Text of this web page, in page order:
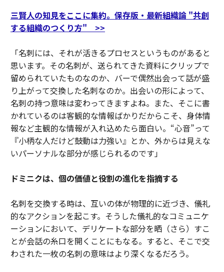
三賢人の知見をここに集約。保存版・最新組織論 "共創
する組織のつくり方" >>
「名刺には、それが活きるプロセスというものがあると
思います。その名刺が、送られてきた資料にクリップで
留められていたものなのか、バーで偶然出会って話が盛
り上がって交換した名刺なのか。出会いの形によって、
名刺の持つ意味は変わってきますよね。また、そこに書
かれているのは客観的な情報ばかりだからこそ、身体情
報など主観的な情報が入れ込めたら面白い。“心音”って
『小柄な人だけど鼓動は力強い』とか、外からは見えな
いパーソナルな部分が感じられるのです」
ドミニクは、個の価値と役割の進化を指摘する
名刺を交換する時は、互いの体が物理的に近づき、儀礼
的なアクションを起こす。そうした儀礼的なコミュニケ
ーションにおいて、デリケートな部分を晒（さら）すこ
とが会話の糸口を開くことにもなる。すると、そこで交
わされた一枚の名刺の意味はより深くなるだろう。